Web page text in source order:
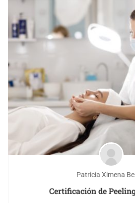
Patricia Ximena
Certificación de